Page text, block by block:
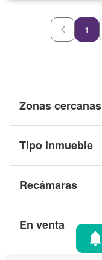
1
Zonas cercanas
Tipo inmueble
Recámaras
En venta